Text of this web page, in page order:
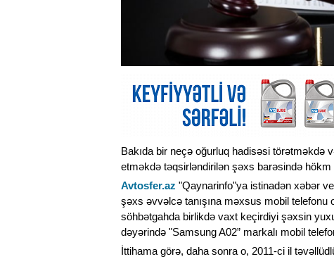
Bakıda bir neçə oğurluq hadisəsi
etməkdə təqsirləndirilən şəxs barəsində hökm
Avtosfer.az "Qaynarinfo"ya istinadən xəbər
şəxs əvvəlcə tanışına məxsus mobil
söhbətgahda birlikdə vaxt keçirdiyi şəxsin
dəyərində "Samsung A02” markalı mobil
İttihama görə, daha sonra o, 2011-ci il